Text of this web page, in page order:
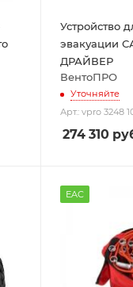
Устройство
эвакуации
ДРАЙВЕР
ВентоПРО
Уточняйте
Арт.: vpro 3248
274 310
EAC